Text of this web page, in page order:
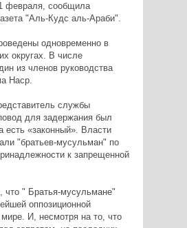
февраля, сообщила
"Аль-Кудс аль-Араби".
одновременно в
округах. В числе
из членов руководства
Наср.
службы
для задержания был
есть «законный». Власти
"братьев-мусульман" по
к запрещенной
что " Братья-мусульмане"
оппозиционной
мире. И, несмотря на то, что